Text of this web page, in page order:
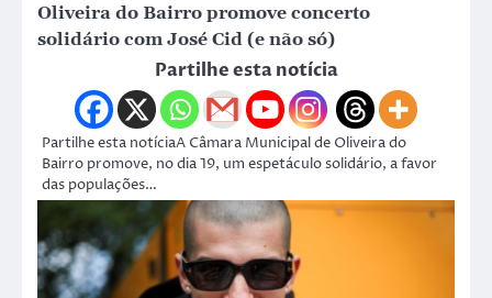
Oliveira do Bairro promove concerto
solidário com José Cid (e não só)
Partilhe esta notícia
Partilhe esta notíciaA Câmara Municipal de Oliveira do
Bairro promove, no dia 19, um espetáculo solidário, a favor
das populações…